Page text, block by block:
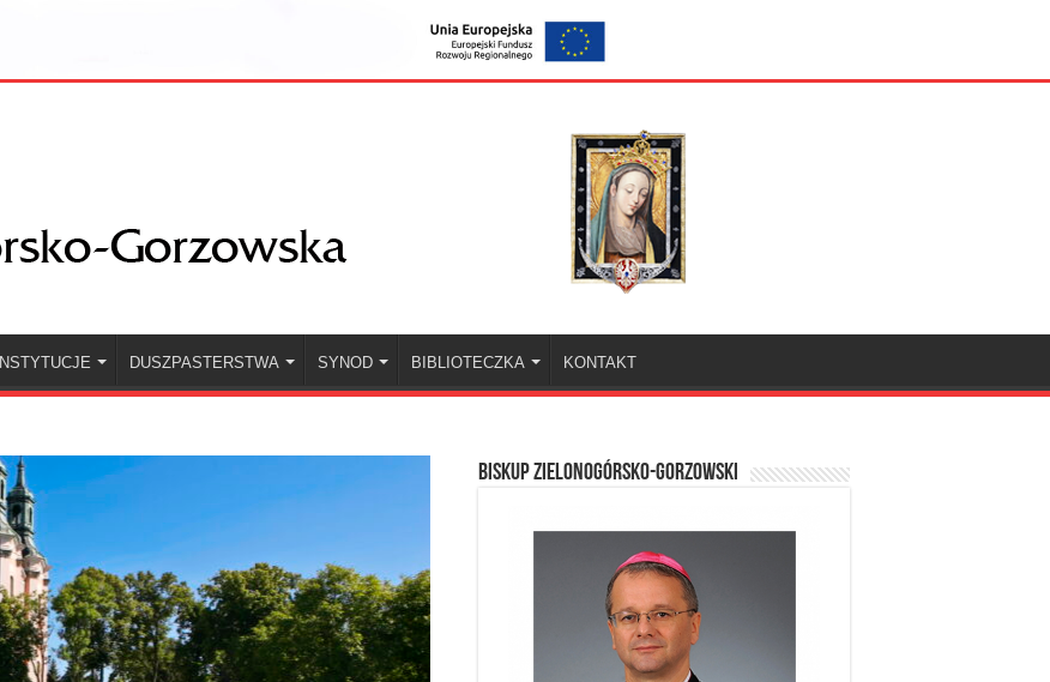
INSTYTUCJE DUSZPASTERSTWA SYNOD BIBLIOTECZKA KONTAKT
BISKUP ZIELONOGÓRSKO-GORZOWSKI